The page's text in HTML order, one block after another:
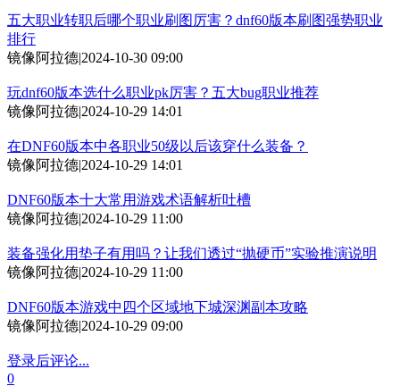
五大职业转职后哪个职业刷图厉害？dnf60版本刷图强势职业
排行
镜像阿拉德|2024-10-30 09:00
玩dnf60版本选什么职业pk厉害？五大bug职业推荐
镜像阿拉德|2024-10-29 14:01
在DNF60版本中各职业50级以后该穿什么装备？
镜像阿拉德|2024-10-29 14:01
DNF60版本十大常用游戏术语解析吐槽
镜像阿拉德|2024-10-29 11:00
装备强化用垫子有用吗？让我们透过“抛硬币”实验推演说明
镜像阿拉德|2024-10-29 11:00
DNF60版本游戏中四个区域地下城深渊副本攻略
镜像阿拉德|2024-10-29 09:00
登录后评论...
0